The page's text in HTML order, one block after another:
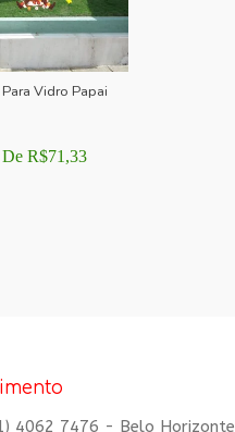
Vidro Papai
R$71,33
4062 7476 - Belo Horizonte